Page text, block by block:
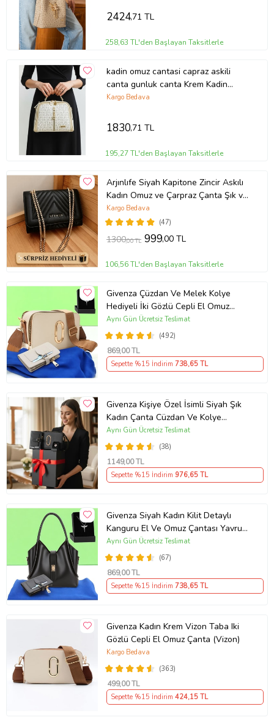
2424,71 TL
258,63 TL'den Başlayan Taksitlerle
kadin omuz cantasi capraz askili
canta gunluk canta Krem Kadin
Omuz Cantasi KREM Just Polo
Kargo Bedava
1830,71 TL
195,27 TL'den Başlayan Taksitlerle
Arjınlıfe Siyah Kapitone Zincir Askılı
Kadın Omuz ve Çarpraz Çanta Şık ve
Günlük kullanım.
(47)
Kargo Bedava
1300,00 TL 999,00 TL
106,56 TL'den Başlayan Taksitlerle
Givenza Çüzdan Ve Melek Kolye
Hediyeli İki Gözlü Cepli El Omuz
Çanta (Krem)
(492)
Aynı Gün Ücretsiz Teslimat
869,00 TL
Sepette %15 İndirim 738,65 TL
Givenza Kişiye Özel İsimli Siyah Şık
Kadın Çanta Cüzdan Ve Kolye
Hediyeli & Hediye Kutusu Seti
(D.Siyah)
(38)
Aynı Gün Ücretsiz Teslimat
1149,00 TL
Sepette %15 İndirim 976,65 TL
Givenza Siyah Kadın Kilit Detaylı
Kanguru El Ve Omuz Çantası Yavru
Çantalı Cüzdan Ve Kolye Hediyeli
(67)
Aynı Gün Ücretsiz Teslimat
869,00 TL
Sepette %15 İndirim 738,65 TL
Givenza Kadın Krem Vizon Taba Iki
Gözlü Cepli El Omuz Çanta (Vizon)
(363)
Kargo Bedava
499,00 TL
Sepette %15 İndirim 424,15 TL